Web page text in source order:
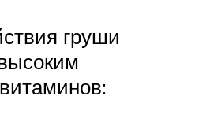
груши